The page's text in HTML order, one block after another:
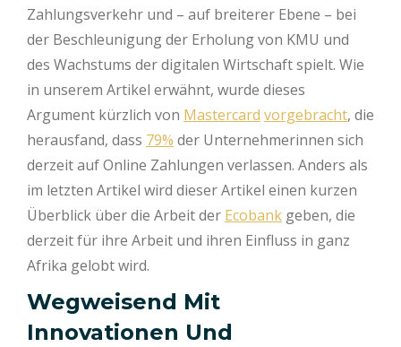
Zahlungsverkehr und – auf breiterer Ebene – bei
der Beschleunigung der Erholung von KMU und
des Wachstums der digitalen Wirtschaft spielt. Wie
in unserem Artikel erwähnt, wurde dieses
Argument kürzlich von Mastercard vorgebracht, die
herausfand, dass 79% der Unternehmerinnen sich
derzeit auf Online Zahlungen verlassen. Anders als
im letzten Artikel wird dieser Artikel einen kurzen
Überblick über die Arbeit der Ecobank geben, die
derzeit für ihre Arbeit und ihren Einfluss in ganz
Afrika gelobt wird.
Wegweisend Mit
Innovationen Und